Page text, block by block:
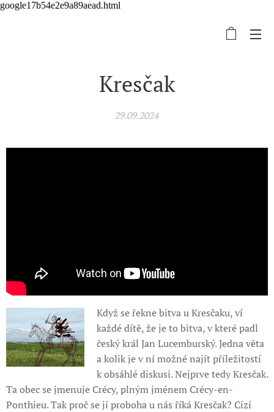
google17b54e2e9a89aead.html
Kresčak
29.09.2024
Když se řekne bitva u Kresčaku, ví
každé dítě, že je to bitva, v které padl
český král Jan Lucemburský. Jedna věta
a kolik je v ní možné najít příležitostí
k obsáhlé diskusi. Nejprve tedy Kresčak.
Ta obec se jmenuje Crécy, plným jménem Crécy-en-
Ponthieu. Tak proč se jí proboha u nás říká Kresčak? Cizí